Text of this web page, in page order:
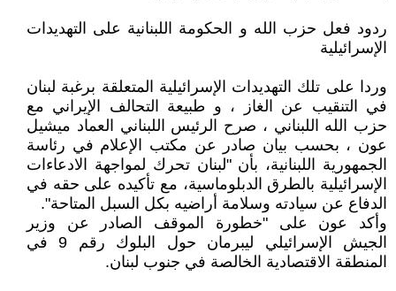
ردود فعل حزب الله و الحكومة اللبنانية على التهديدات
الإسرائيلية
وردا على تلك التهديدات الإسرائيلية المتعلقة برغبة لبنان
في التنقيب عن الغاز ، و طبيعة التحالف الإيراني مع
حزب الله اللبناني ، صرح الرئيس اللبناني العماد ميشيل
عون ، بحسب بيان صادر عن مكتب الإعلام في رئاسة
الجمهورية اللبنانية، بأن "لبنان تحرك لمواجهة الادعاءات
الإسرائيلية بالطرق الدبلوماسية، مع تأكيده على حقه في
الدفاع عن سيادته وسلامة أراضيه بكل السبل المتاحة".
وأكد عون على "خطورة الموقف الصادر عن وزير
الجيش الإسرائيلي ليبرمان حول البلوك رقم 9 في
المنطقة الاقتصادية الخالصة في جنوب لبنان.